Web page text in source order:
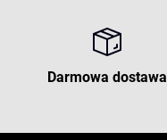
Darmowa dostawa